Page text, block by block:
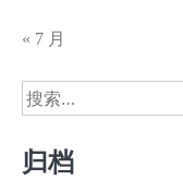
« 7 月
搜
索：
归档